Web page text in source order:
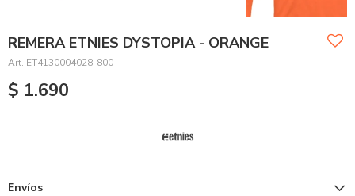
REMERA ETNIES DYSTOPIA - ORANGE
ET4130004028-800
$ 1.690
Envíos